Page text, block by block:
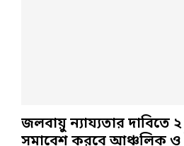
জলবায়ু ন্যায্যতার দাবিতে
সমাবেশ করবে আঞ্চলিক ও